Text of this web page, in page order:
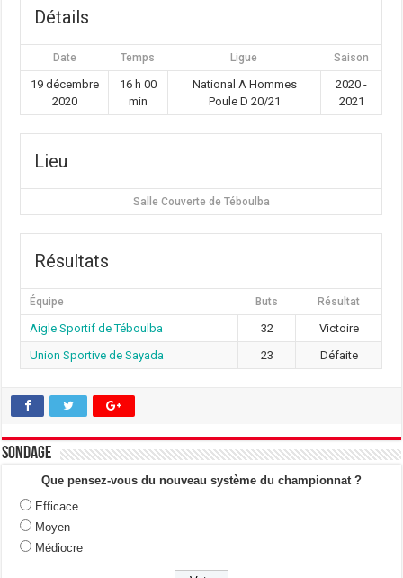
Détails
Date Temps Ligue Saison
19 décembre
2020
16 h 00
min
National A Hommes
Poule D 20/21
2020 -
2021
Lieu
Salle Couverte de Téboulba
Résultats
Équipe Buts Résultat
Aigle Sportif de Téboulba 32
Victoire
Union Sportive de Sayada
23 Défaite
Sondage
Que pensez-vous du nouveau système du championnat ?
Efficace
Moyen
Médiocre